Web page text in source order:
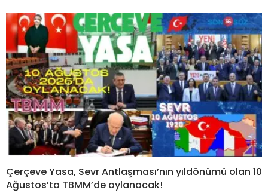
Çerçeve Yasa, Sevr Antlaşması’nın yıldönümü olan 10
Ağustos’ta TBMM’de oylanacak!